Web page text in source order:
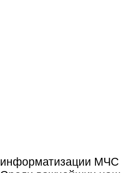
информатизации МЧС